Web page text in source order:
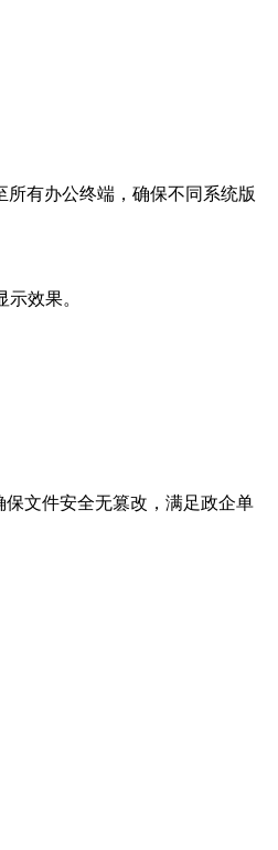
所有办公终端，确保不同系统版
效果。
保文件安全无篡改，满足政企单